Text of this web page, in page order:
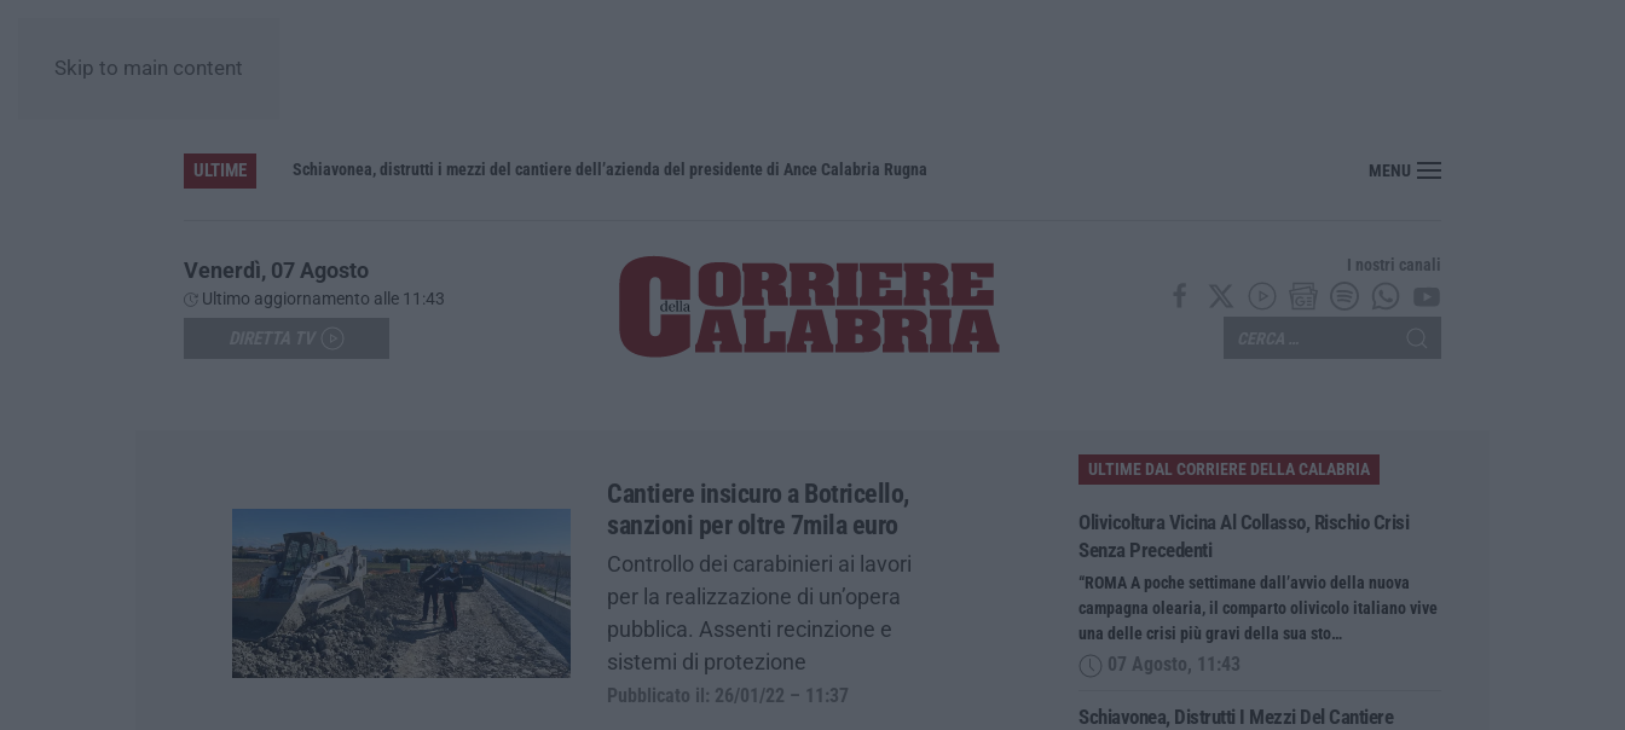
Skip to main content
ULTIME Schiavonea, distrutti i mezzi del cantiere dell’azienda del presidente di Ance Calabria Rugna MENU
Venerdì, 07 Agosto
Ultimo aggiornamento alle 11:43
I nostri canali
Cantiere insicuro a Botricello,
sanzioni per oltre 7mila euro
Controllo dei carabinieri ai lavori
per la realizzazione di un’opera
pubblica. Assenti recinzione e
sistemi di protezione
Pubblicato il: 26/01/22 – 11:37
ULTIME DAL CORRIERE DELLA CALABRIA
Olivicoltura Vicina Al Collasso, Rischio Crisi
Senza Precedenti
“ROMA A poche settimane dall’avvio della nuova
campagna olearia, il comparto olivicolo italiano vive
una delle crisi più gravi della sua sto…
07 Agosto, 11:43
Schiavonea, Distrutti I Mezzi Del Cantiere